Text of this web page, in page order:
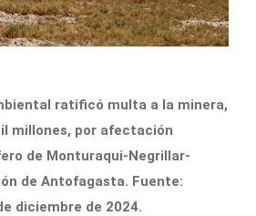
ratificó multa a la minera,
millones, por afectación
de Monturaqui-Negrillar-
de Antofagasta. Fuente:
diciembre de 2024.